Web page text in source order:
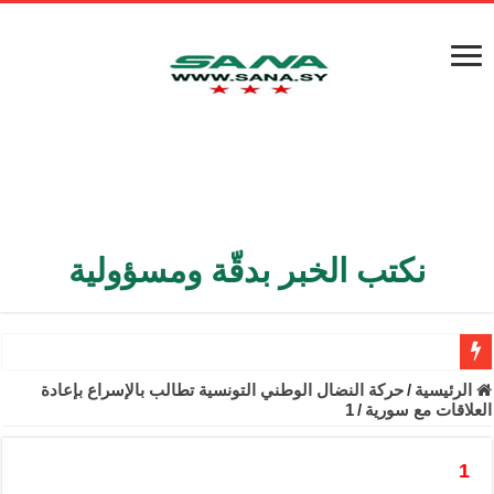
نكتب الخبر بدقّة ومسؤولية
الأمن الداخلي يعثر على مقبرة جماعية في ريف اللاذقية تضم 9 جثامين
الوزير الشيباني يبحث في باريس تعزيز الاستقرار في سوريا
برنية: مرسوم بإعفاء مستهلكي الكهرباء المنزلية والتجارية والصناعية
الرئيسية /حركة النضال الوطني التونسية تطالب بالإسراع بإعادة
العلاقات مع سورية /
1
1